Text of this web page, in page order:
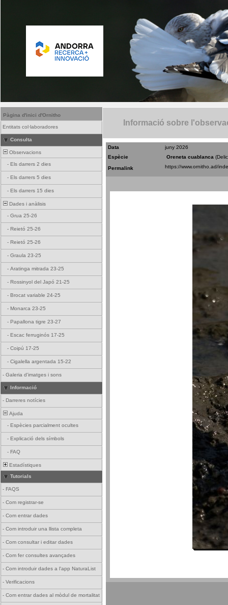
Pàgina d'inici d'Ornitho
Entitats col·laboradores
Consulta
Observacions
- Els darrers 2 dies
- Els darrers 5 dies
- Els darrers 15 dies
Dades i anàlisis
- Grua 25-26
- Reietó 25-26
- Reietó 25-26
- Graula 23-25
- Aratinga mitrada 23-25
- Rossinyol del Japó 21-25
- Brocat variable 24-25
- Monarca 23-25
- Papallona tigre 23-27
- Escac ferruginós 17-25
- Coipú 17-25
- Cigalella argentada 15-22
- Galeria d'imatges i sons
Informació
- Darreres notícies
Ajuda
- Espècies parcialment ocultes
- Explicació dels símbols
- FAQ
Estadístiques
Tutorials
- FAQS
- Com registrar-se
- Com entrar dades
- Com introduir una llista completa
- Com consultar i editar dades
- Com fer consultes avançades
- Com introduir dades a l'app NaturaList
- Verificacions
- Com entrar dades al mòdul de mortalitat
Informació sobre
Data
juny 2026
Espècie
Oreneta cuablanca
Permalink